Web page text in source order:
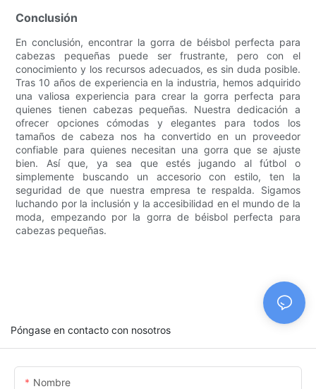
Conclusión
En conclusión, encontrar la gorra de béisbol perfecta para
cabezas pequeñas puede ser frustrante, pero con el
conocimiento y los recursos adecuados, es sin duda posible.
Tras 10 años de experiencia en la industria, hemos adquirido
una valiosa experiencia para crear la gorra perfecta para
quienes tienen cabezas pequeñas. Nuestra dedicación a
ofrecer opciones cómodas y elegantes para todos los
tamaños de cabeza nos ha convertido en un proveedor
confiable para quienes necesitan una gorra que se ajuste
bien. Así que, ya sea que estés jugando al fútbol o
simplemente buscando un accesorio con estilo, ten la
seguridad de que nuestra empresa te respalda. Sigamos
luchando por la inclusión y la accesibilidad en el mundo de la
moda, empezando por la gorra de béisbol perfecta para
cabezas pequeñas.
Póngase en contacto con nosotros
Nombre